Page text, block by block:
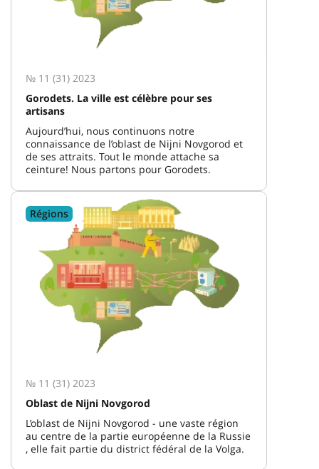
№ 11 (31) 2023
Gorodets. La ville est célèbre pour ses
artisans
Aujourd’hui, nous continuons notre
connaissance de l’oblast de Nijni Novgorod et
de ses attraits. Tout le monde attache sa
ceinture! Nous partons pour Gorodets.
Régions
№ 11 (31) 2023
Oblast de Nijni Novgorod
L’oblast de Nijni Novgorod - une vaste région
au centre de la partie européenne de la Russie
, elle fait partie du district fédéral de la Volga.